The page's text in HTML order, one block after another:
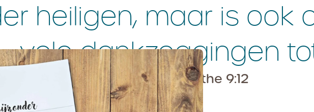
heiligen, maar is ook
vele dankzeggingen
2 Korinthe 9:12